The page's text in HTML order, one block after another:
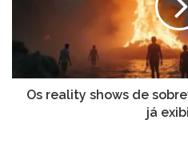
extremos
exibidos
Os reality shows de
já